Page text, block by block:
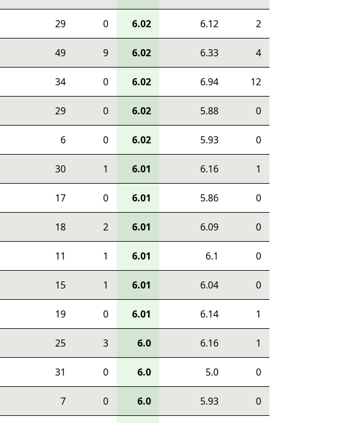
29 0 6.02 6.12 2
49 9 6.02 6.33 4
34 0 6.02 6.94 12
29 0 6.02 5.88 0
6 0 6.02 5.93 0
30 1 6.01 6.16 1
17 0 6.01 5.86 0
18 2 6.01 6.09 0
11 1 6.01 6.1 0
15 1 6.01 6.04 0
19 0 6.01 6.14 1
25 3 6.0 6.16 1
31 0 6.0 5.0 0
7 0 6.0 5.93 0